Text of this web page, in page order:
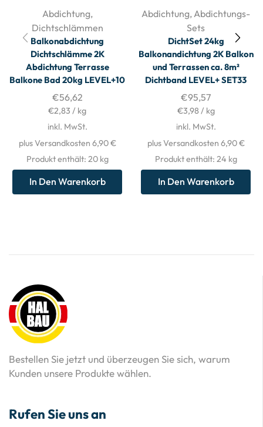
Abdichtung,
Dichtschlämmen
Balkonabdichtung
Dichtschlämme 2K
Abdichtung Terrasse
Balkone Bad 20kg LEVEL+10
€56,62
€2,83 / kg
inkl. MwSt.
plus Versandkosten 6,90 €
Produkt enthält: 20 kg
In Den Warenkorb
Abdichtung, Abdichtungs-
Sets
DichtSet 24kg
Balkonandichtung 2K Balkon
und Terrassen ca. 8m²
Dichtband LEVEL+ SET33
€95,57
€3,98/ kg
inkl. MwSt.
plus Versandkosten 6,90 €
Produkt enthält: 24 kg
In Den Warenkorb
Bestellen Sie jetzt und überzeugen Sie sich, warum
Kunden unsere Produkte wählen.
Rufen Sie uns an